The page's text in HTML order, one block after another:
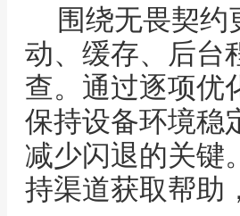
围绕无畏契
动、缓存、后台
查。通过逐项优
保持设备环境稳
减少闪退的关键
持渠道获取帮助